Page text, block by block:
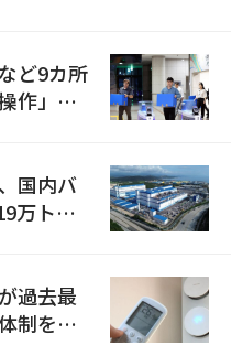
ど9カ所
作」の
国内バ
万トン
過去最
制を点